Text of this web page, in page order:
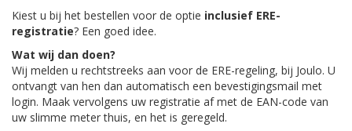
Kiest u bij het bestellen voor de optie inclusief ERE-
registratie? Een goed idee.
Wat wij dan doen?
Wij melden u rechtstreeks aan voor de ERE-regeling, bij Joulo. U
ontvangt van hen dan automatisch een bevestigingsmail met
login. Maak vervolgens uw registratie af met de EAN-code van
uw slimme meter thuis, en het is geregeld.